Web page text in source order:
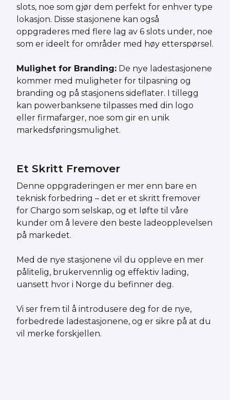
slots, noe som gjør dem perfekt for enhver type
lokasjon. Disse stasjonene kan også
oppgraderes med flere lag av 6 slots under, noe
som er ideelt for områder med høy etterspørsel.
Mulighet for Branding: De nye ladestasjonene
kommer med muligheter for tilpasning og
branding og på stasjonens sideflater. I tillegg
kan powerbanksene tilpasses med din logo
eller firmafarger, noe som gir en unik
markedsføringsmulighet.
Et Skritt Fremover
Denne oppgraderingen er mer enn bare en
teknisk forbedring – det er et skritt fremover
for Chargo som selskap, og et løfte til våre
kunder om å levere den beste ladeopplevelsen
på markedet.
Med de nye stasjonene vil du oppleve en mer
pålitelig, brukervennlig og effektiv lading,
uansett hvor i Norge du befinner deg.
Vi ser frem til å introdusere deg for de nye,
forbedrede ladestasjonene, og er sikre på at du
vil merke forskjellen.